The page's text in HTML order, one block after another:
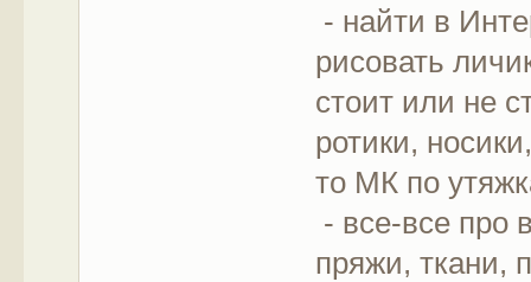
- найти в
рисовать
стоит или не
ротики,
то МК по
- все-все про
пряжи, ткани,